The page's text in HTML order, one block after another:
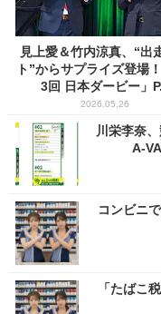
見上愛＆竹内涼真、“出
ト”からサプライズ登場
3回 日本ダービー」
2026.05.26
川栄李奈
A-
コンビニ
「たばこ